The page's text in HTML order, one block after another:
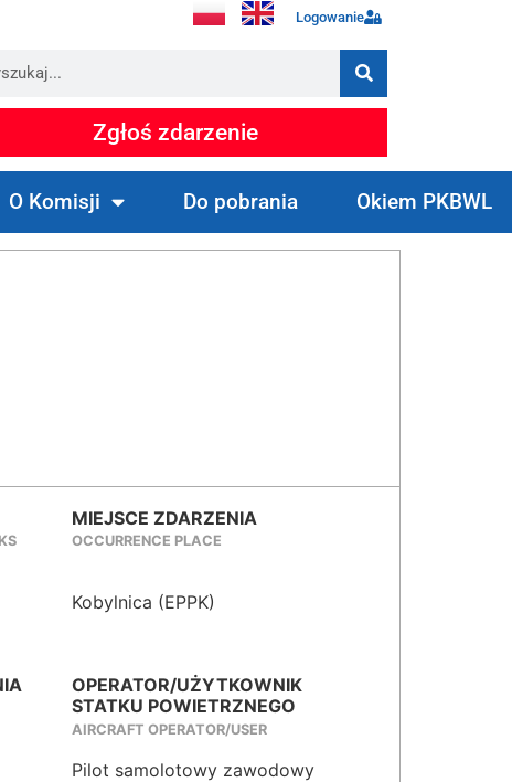
Logowanie
Zgłoś zdarzenie
O Komisji Do pobrania Okiem PKBWL
MIEJSCE ZDARZENIA
OCCURRENCE PLACE
Kobylnica (EPPK)
OPERATOR/UŻYTKOWNIK
STATKU POWIETRZNEGO
AIRCRAFT OPERATOR/USER
Pilot samolotowy zawodowy